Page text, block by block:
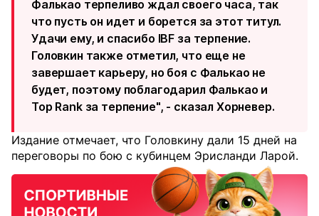
Фалькао терпеливо ждал своего часа, так
что пусть он идет и борется за этот титул.
Удачи ему, и спасибо IBF за терпение.
Головкин также отметил, что еще не
завершает карьеру, но боя с Фалькао не
будет, поэтому поблагодарил Фалькао и
Top Rank за терпение", - сказал Хорневер.
Издание отмечает, что Головкину дали 15 дней на
переговоры по бою с кубинцем Эрисланди Ларой.